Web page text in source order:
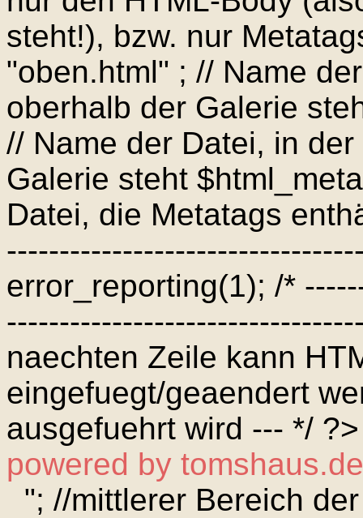
steht!), bzw. nur
"oben.html" ; // Name
oberhalb der Galerie
// Name der Datei, in
Galerie steht
Datei, die Metatags
error_reporting(1); /*
naechten Zeile kann
eingefuegt/geaendert
ausgefuehrt wird --- */
powered by tomshaus.de
"; //mittlerer Bereich